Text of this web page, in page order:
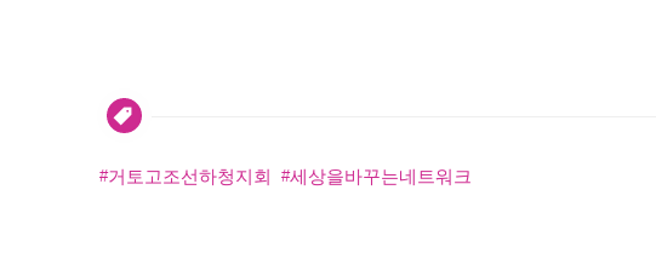
거토고조선하청지회
세상을바꾸는네트워크